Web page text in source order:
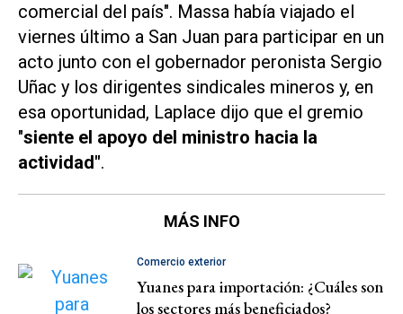
comercial del país". Massa había viajado el
viernes último a San Juan para participar en un
acto junto con el gobernador peronista Sergio
Uñac y los dirigentes sindicales mineros y, en
esa oportunidad, Laplace dijo que el gremio
"siente el apoyo del ministro hacia la
actividad".
MÁS INFO
Comercio exterior
Yuanes para importación: ¿Cuáles son
los sectores más beneficiados?